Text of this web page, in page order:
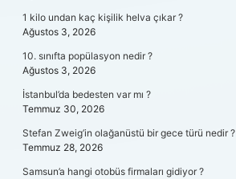
1 kilo undan kaç kişilik helva çıkar ?
Ağustos 3, 2026
10. sınıfta popülasyon nedir ?
Ağustos 3, 2026
İstanbul’da bedesten var mı ?
Temmuz 30, 2026
Stefan Zweig’in olağanüstü bir gece türü nedir ?
Temmuz 28, 2026
Samsun’a hangi otobüs firmaları gidiyor ?